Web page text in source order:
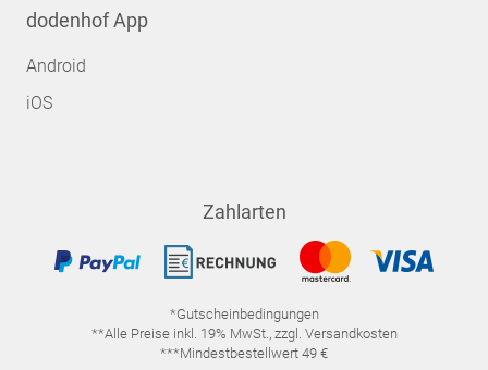
dodenhof App
Android
iOS
Zahlarten
*Gutscheinbedingungen
**Alle Preise inkl. 19% MwSt., zzgl. Versandkosten
***Mindestbestellwert 49 €